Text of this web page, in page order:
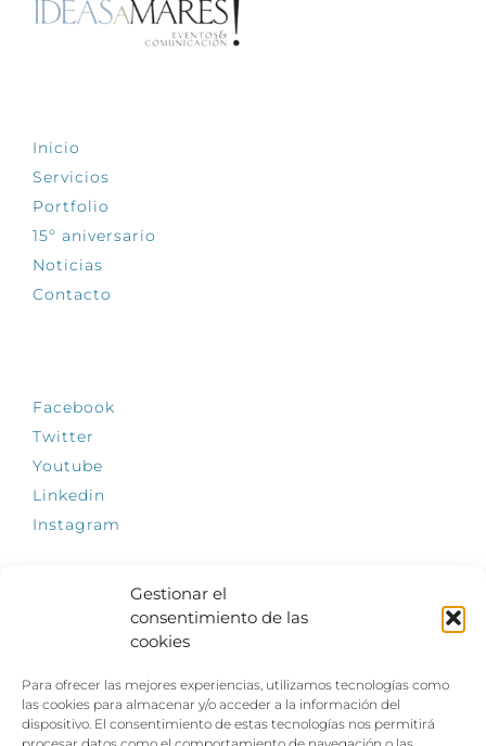
Gestionar el
consentimiento de las
cookies
Para ofrecer las mejores experiencias, utilizamos tecnologías como
las cookies para almacenar y/o acceder a la información del
dispositivo. El consentimiento de estas tecnologías nos permitirá
Inicio
Servicios
Portfolio
15º aniversario
Noticias
Contacto
Facebook
Twitter
Youtube
Linkedin
Instagram
El empleo, la gran llave para una vida
independiente: Fundación Dfa reclama un
impulso decidido a la inclusión laboral de las
personas con discapacidad